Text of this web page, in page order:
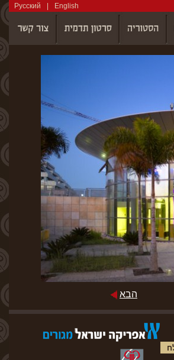
English
Русский
הבא